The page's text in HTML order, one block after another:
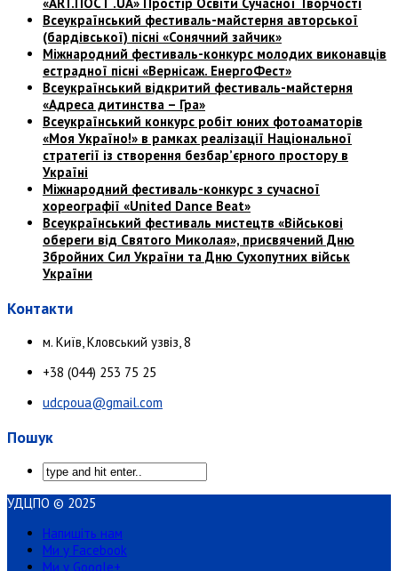
Всеукраїнський фестиваль-майстерня авторської
(бардівської) пісні «Сонячний зайчик»
Міжнародний фестиваль-конкурс молодих виконавців
естрадної пісні «Вернісаж. ЕнергоФест»
Всеукраїнський відкритий фестиваль-майстерня
«Адреса дитинства – Гра»
Всеукраїнський конкурс робіт юних фотоаматорів
«Моя Україно!» в рамках реалізації Національної
стратегії із створення безбар’єрного простору в
Україні
Міжнародний фестиваль-конкурс з сучасної
хореографії «United Dance Beat»
Всеукраїнський фестиваль мистецтв «Військові
обереги від Святого Миколая», присвячений Дню
Збройних Сил України та Дню Сухопутних військ
України
Контакти
м. Київ, Кловський узвіз, 8
+38 (044) 253 75 25
udcpoua@gmail.com
Пошук
УДЦПО © 2025
Напишіть нам
Ми у Facebook
Ми у Google+